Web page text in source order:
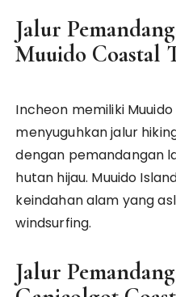
Jalur
Muuido Coastal
Incheon memiliki
menyuguhkan jalur
dengan pemandangan
hutan hijau. Muuido
keindahan alam yang
windsurfing.
Jalur